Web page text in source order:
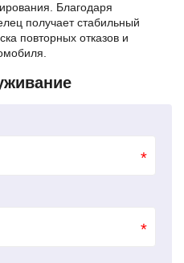
Благодаря
получает стабильный
повторных отказов и
*
*